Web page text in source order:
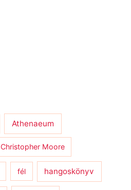
Athenaeum
Christopher Moore
fél hangoskönyv